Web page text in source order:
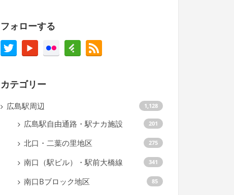
フォローする
カテゴリー
広島駅周辺 1,128
広島駅自由通路・駅ナカ施設 201
北口・二葉の里地区 275
南口（駅ビル）・駅前大橋線 341
南口Bブロック地区 85